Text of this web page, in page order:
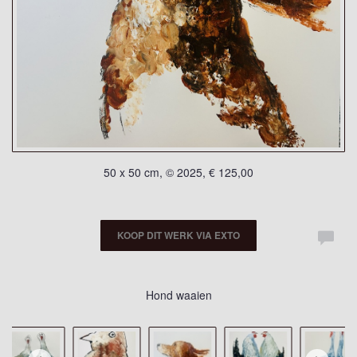
50 x 50 cm, © 2025, € 125,00
KOOP DIT WERK VIA EXTO
Hond waaien